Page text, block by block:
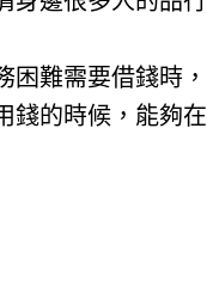
難需要借錢時，
錢的時候，能夠在